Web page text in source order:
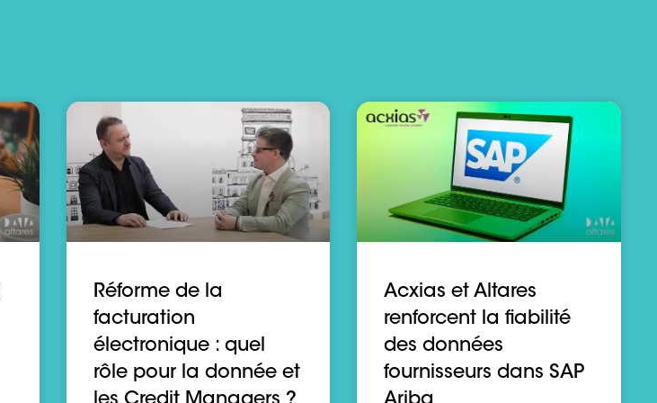
Réforme de la
facturation
électronique : quel
rôle pour la donnée et
Acxias et Altares
renforcent la fiabilité
des données
fournisseurs dans SAP